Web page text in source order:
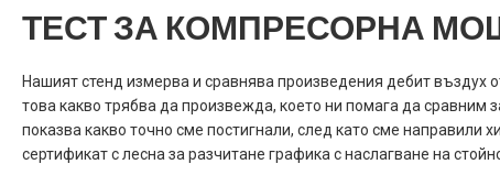
ТЕСТ ЗА КОМПРЕСОРНА
Нашият стенд измерва и сравнява произведения дебит въздух
това какво трябва да произвежда, което ни помага да сравним
показва какво точно сме постигнали, след като сме
сертификат с лесна за разчитане графика с наслагване на